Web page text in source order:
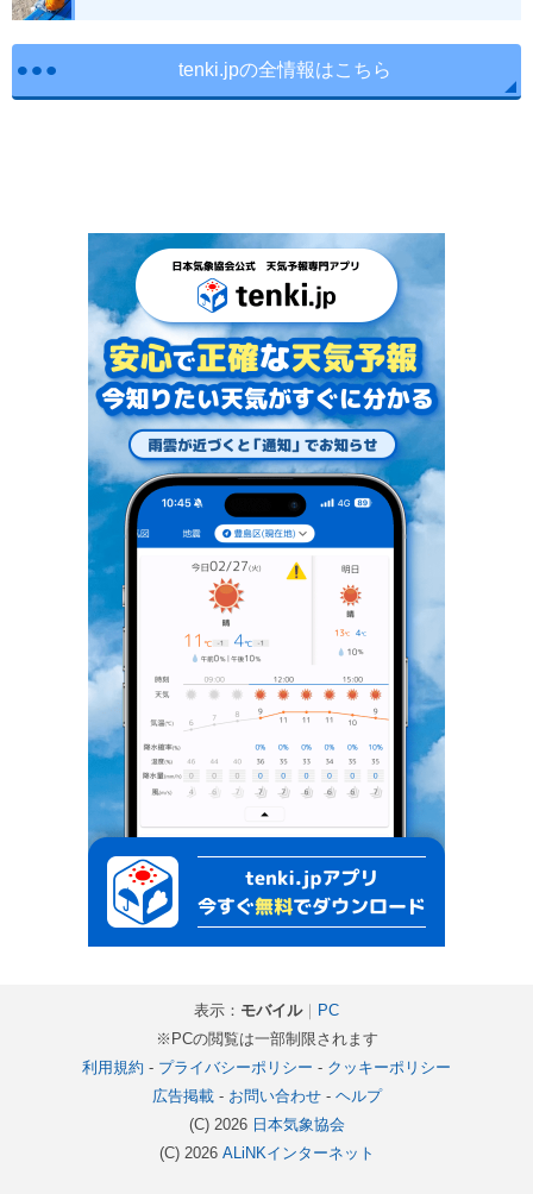
tenki.jpの全情報はこちら
表示： モバイル｜
PC
※PCの閲覧は一部制限されます
利用規約 - プライバシーポリシー - クッキーポリシー
広告掲載- お問い合わせ- ヘルプ
(C) 2026 日本気象協会
(C) 2026 ALiNKインターネット